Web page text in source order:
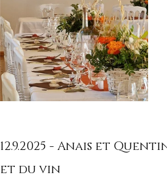
12.9.2025 - Anais et
et du vin